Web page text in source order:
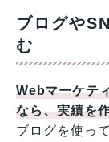
ブログや
む
Webマーケテ
なら、実績を
ブログを使っ